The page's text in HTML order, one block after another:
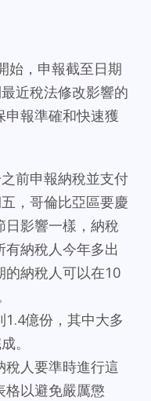
始，申報截至日期
近稅法修改影響的
報準確和快速獲
前申報納稅並支付
，哥倫比亞區要慶
影響一樣，納稅
納稅人今年多出
的納稅人可以在10
億份，其中大多
。
稅人要準時進行這
格以避免嚴厲懲